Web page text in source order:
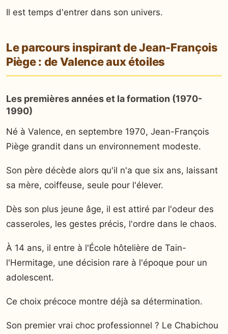
Il est temps d'entrer dans son univers.
Le parcours inspirant de Jean-François
Piège : de Valence aux étoiles
Les premières années et la formation (1970-
1990)
Né à Valence, en septembre 1970, Jean-François
Piège grandit dans un environnement modeste.
Son père décède alors qu'il n'a que six ans, laissant
sa mère, coiffeuse, seule pour l'élever.
Dès son plus jeune âge, il est attiré par l'odeur des
casseroles, les gestes précis, l'ordre dans le chaos.
À 14 ans, il entre à l'École hôtelière de Tain-
l'Hermitage, une décision rare à l'époque pour un
adolescent.
Ce choix précoce montre déjà sa détermination.
Son premier vrai choc professionnel ? Le Chabichou